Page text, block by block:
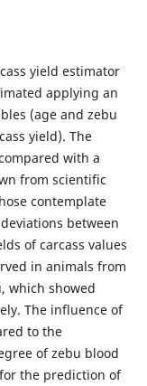
yield estimator
applying an
(age and zebu
yield). The
with a
from scientific
contemplate
between
of carcass values
in animals from
which showed
The influence of
to the
of zebu blood
the prediction of